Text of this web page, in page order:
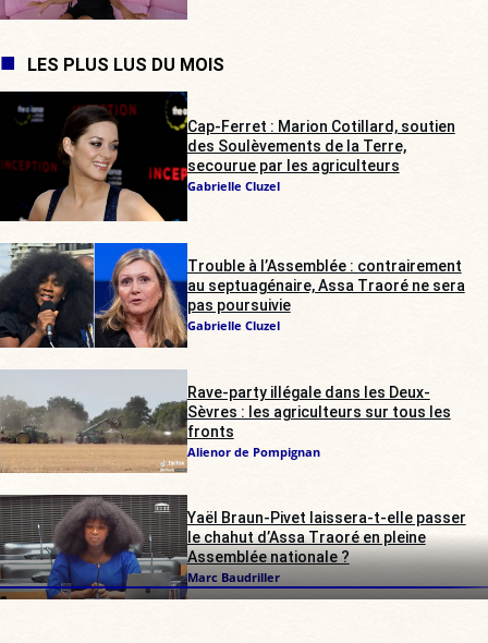
LES PLUS LUS DU MOIS
Cap-Ferret : Marion Cotillard, soutien
des Soulèvements de la Terre,
secourue par les agriculteurs
Gabrielle Cluzel
Trouble à l’Assemblée : contrairement
au septuagénaire, Assa Traoré ne sera
pas poursuivie
Gabrielle Cluzel
Rave-party illégale dans les Deux-
Sèvres : les agriculteurs sur tous les
fronts
Alienor de Pompignan
Yaël Braun-Pivet laissera-t-elle passer
le chahut d’Assa Traoré en pleine
Assemblée nationale ?
Marc Baudriller